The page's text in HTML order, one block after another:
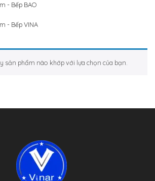
- Bếp BAO
- Bếp VINA
sản phẩm nào khớp với lựa chọn của bạn.